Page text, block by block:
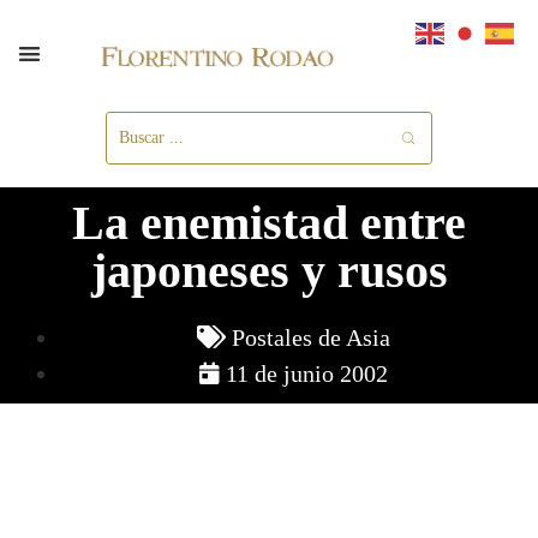
La enemistad entre
japoneses y rusos
Postales de Asia
11 de junio 2002